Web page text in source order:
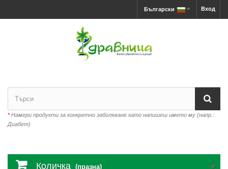
Вход
Български
*Намери продукти за конкретно заболяване като напишеш името му (напр.:
Диабет)
Количка (празна)